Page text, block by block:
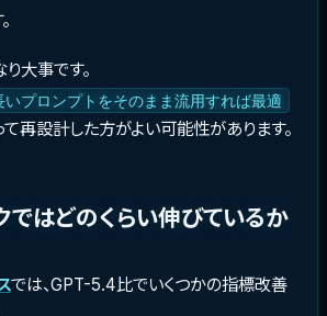
大事です。
プロンプトをそのまま流用すれば最適
て再設計した方がよい可能性があります。
ではどのくらい伸びているか
では、GPT-5.4比でいくつかの指標改善